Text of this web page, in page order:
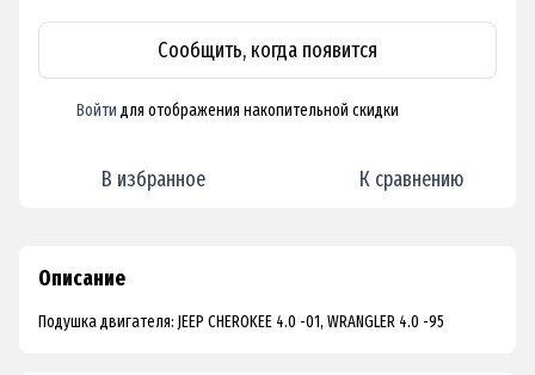
Сообщить, когда появится
Войти для отображения накопительной скидки
В избранное К сравнению
Описание
Подушка двигателя: JEEP CHEROKEE 4.0 -01, WRANGLER 4.0 -95